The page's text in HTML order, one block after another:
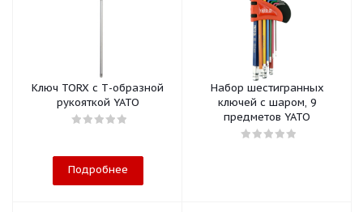
Ключ TORX с Т-образной
рукояткой YATO
Подробнее
Набор шестигранных
ключей с шаром, 9
предметов YATO